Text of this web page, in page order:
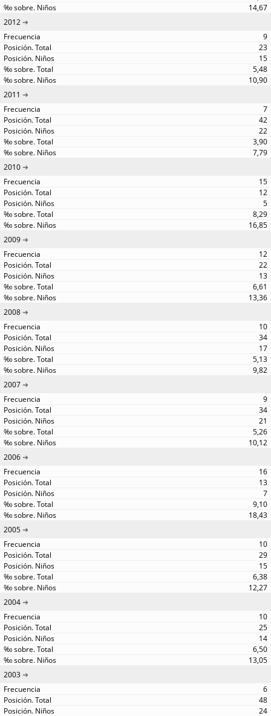
14,67
2012
9
23
15
5,48
10,90
2011
7
42
22
3,90
7,79
2010
15
12
5
8,29
16,85
2009
12
22
13
6,61
13,36
2008
10
34
17
5,13
9,82
2007
9
34
21
5,26
10,12
2006
16
13
7
9,10
18,43
2005
10
29
15
6,38
12,27
2004
10
25
14
6,50
13,05
2003
6
48
24